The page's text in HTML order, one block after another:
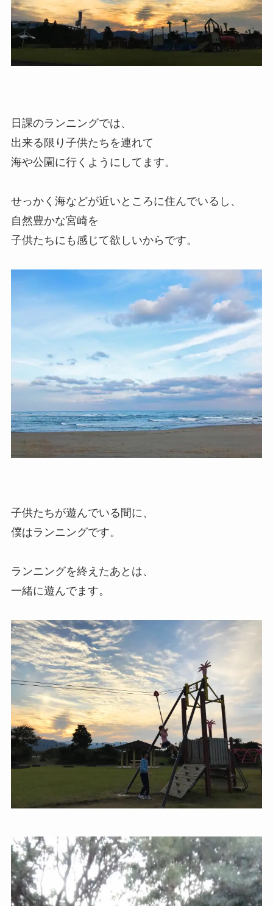
日課のランニングでは、
出来る限り子供たちを連れて
海や公園に行くようにしてます。
せっかく海などが近いところに住んでいるし、
自然豊かな宮崎を
子供たちにも感じて欲しいからです。
子供たちが遊んでいる間に、
僕はランニングです。
ランニングを終えたあとは、
一緒に遊んでます。